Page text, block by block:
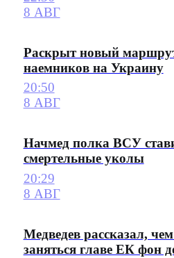
8 АВГ
Раскрыт новый
наемников на Украину
20:50
8 АВГ
Начмед полка ВСУ
смертельные уколы
20:29
8 АВГ
Медведев рассказал, чем
заняться главе ЕК фон